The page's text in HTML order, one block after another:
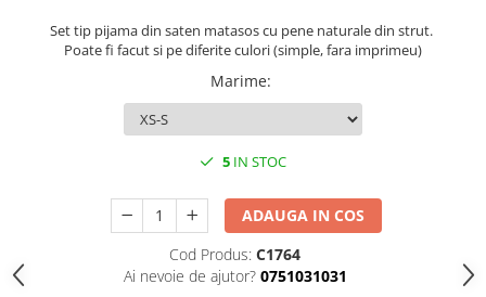
Set tip pijama din saten matasos cu pene naturale din strut.
Poate fi facut si pe diferite culori (simple, fara imprimeu)
Marime:
5 IN STOC
ADAUGA IN COS
Cod Produs: C1764
Ai nevoie de ajutor? 0751031031